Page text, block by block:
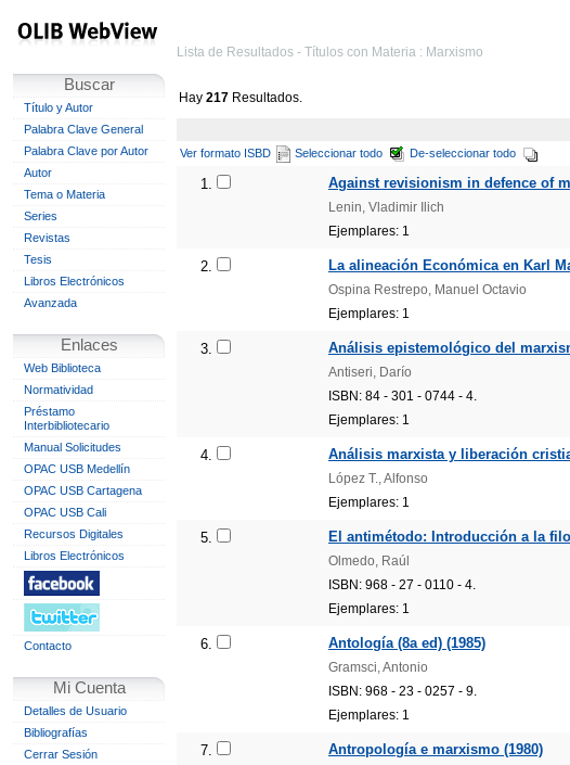
Buscar
Título y Autor
Palabra Clave General
Palabra Clave por Autor
Autor
Tema o Materia
Series
Revistas
Tesis
Libros Electrónicos
Avanzada
Enlaces
Web Biblioteca
Normatividad
Préstamo
Interbibliotecario
Manual Solicitudes
OPAC USB Medellín
OPAC USB Cartagena
OPAC USB Cali
Recursos Digitales
Libros Electrónicos
Contacto
Mi Cuenta
Detalles de Usuario
Bibliografías
Cerrar Sesión
Lista de Resultados - Títulos con Materia : Marxismo
Hay 217 Resultados.
Ver formato ISBD Seleccionar todo De-seleccionar todo
1. Against revisionism in defence of
Lenin, Vladimir Ilich
Ejemplares: 1
2. La alineación Económica en Karl
Ospina Restrepo, Manuel Octavio
Ejemplares: 1
3. Análisis epistemológico del
Antiseri, Darío
ISBN: 84 - 301 - 0744 - 4.
Ejemplares: 1
4. Análisis marxista y liberación
López T., Alfonso
Ejemplares: 1
5. El antimétodo: Introducción a la
Olmedo, Raúl
ISBN: 968 - 27 - 0110 - 4.
Ejemplares: 1
6. Antología (8a ed) (1985)
Gramsci, Antonio
ISBN: 968 - 23 - 0257 - 9.
Ejemplares: 1
7. Antropología e marxismo (1980)